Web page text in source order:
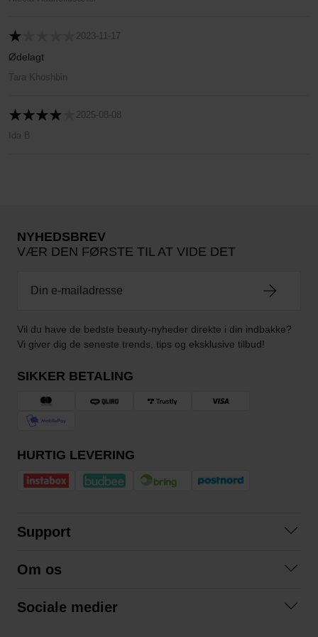
2023-11-17
Ødelagt
Tara Khoshbin
2025-08-08
Ida B
NYHEDSBREV
VÆR DEN FØRSTE TIL AT VIDE DET
Vil du have de bedste beauty-nyheder direkte i din indbakke?
Vi giver dig de seneste trends, tips og eksklusive tilbud!
SIKKER BETALING
HURTIG LEVERING
Support
Betingelser
Om os
Sociale medier